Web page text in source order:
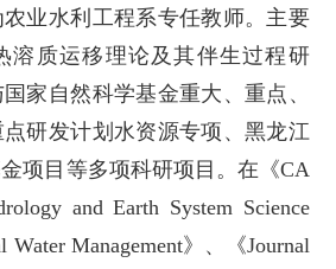
业水利工程系专任教师。主要
溶质运移理论及其伴生过程研
家自然科学基金重大、重点、
研发计划水资源专项、黑龙江
项目等多项科研项目。在《CA
and Earth System Science
Management》、《Journal